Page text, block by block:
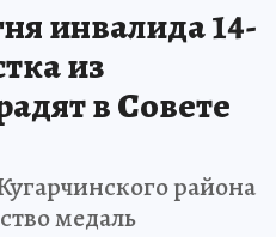
инвалида 14-
из
в Совете
района
медаль